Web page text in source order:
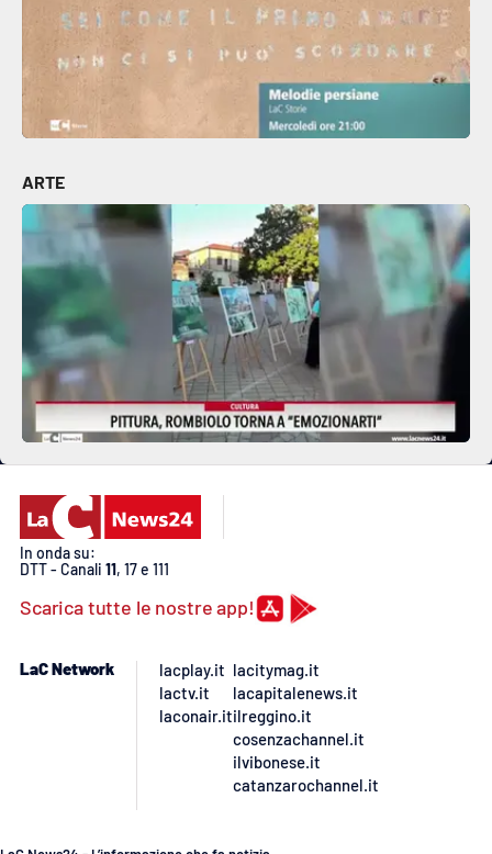
ARTE
In onda su:
DTT - Canali 11, 17 e 111
Scarica tutte le nostre app!
LaC Network
lacplay.it
lactv.it
laconair.it
lacitymag.it
lacapitalenews.it
ilreggino.it
cosenzachannel.it
ilvibonese.it
catanzarochannel.it